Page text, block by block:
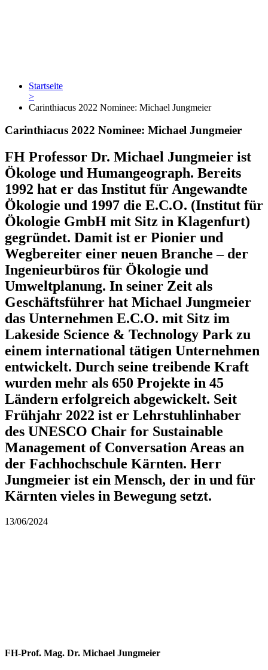
Startseite
>
Carinthiacus 2022 Nominee: Michael Jungmeier
Carinthiacus 2022 Nominee: Michael Jungmeier
FH Professor Dr. Michael Jungmeier ist
Ökologe und Humangeograph. Bereits
1992 hat er das Institut für Angewandte
Ökologie und 1997 die E.C.O. (Institut für
Ökologie GmbH mit Sitz in Klagenfurt)
gegründet. Damit ist er Pionier und
Wegbereiter einer neuen Branche – der
Ingenieurbüros für Ökologie und
Umweltplanung. In seiner Zeit als
Geschäftsführer hat Michael Jungmeier
das Unternehmen E.C.O. mit Sitz im
Lakeside Science & Technology Park zu
einem international tätigen Unternehmen
entwickelt. Durch seine treibende Kraft
wurden mehr als 650 Projekte in 45
Ländern erfolgreich abgewickelt. Seit
Frühjahr 2022 ist er Lehrstuhlinhaber
des UNESCO Chair for Sustainable
Management of Conversation Areas an
der Fachhochschule Kärnten. Herr
Jungmeier ist ein Mensch, der in und für
Kärnten vieles in Bewegung setzt.
13/06/2024
FH-Prof. Mag. Dr. Michael Jungmeier